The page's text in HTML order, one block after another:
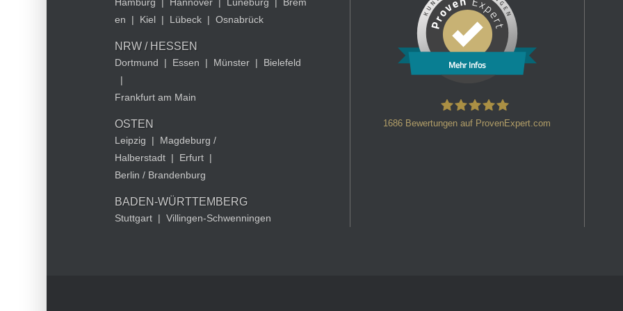
en
| Kiel | Lübeck | Osnabrück
NRW / HESSEN
Dortmund | Essen | Münster |
Bielefeld
|
Frankfurt am Main
OSTEN
Leipzig |
Magdeburg /
Halberstadt | Erfurt |
Berlin / Brandenburg
BADEN-WÜRTTEMBERG
Stuttgart | Villingen-Schwenningen
Mehr Infos
1686 Bewertungen auf ProvenExpert.com